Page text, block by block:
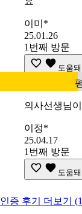
이미*
25.01.26
1번째 방문
도움
의사선생님
이정*
25.04.17
1번째 방문
도움
인증 후기 더보기